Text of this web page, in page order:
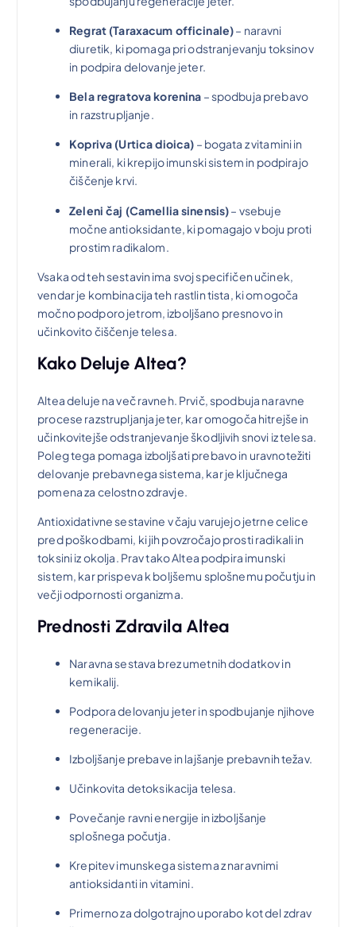
4
0
,
0
0
€
.
0
€
.
Regrat (Taraxacum officinale)– naravni
diuretik, ki pomaga pri odstranjevanju toksinov
in podpira delovanje jeter.
Bela regratova korenina – spodbuja prebavo
in razstrupljanje.
Kopriva (Urtica dioica) – bogata z vitamini in
minerali, ki krepijo imunski sistem in podpirajo
čiščenje krvi.
Zeleni čaj (Camellia sinensis)– vsebuje
močne antioksidante, ki pomagajo v boju proti
prostim radikalom.
Vsaka od teh sestavin ima svoj specifičen učinek,
vendar je kombinacija teh rastlin tista, ki omogoča
močno podporo jetrom, izboljšano presnovo in
učinkovito čiščenje telesa.
Kako Deluje Altea?
Altea deluje na več ravneh. Prvič, spodbuja naravne
procese razstrupljanja jeter, kar omogoča hitrejše in
učinkovitejše odstranjevanje škodljivih snovi iz telesa.
Poleg tega pomaga izboljšati prebavo in uravnotežiti
delovanje prebavnega sistema, kar je ključnega
pomena za celostno zdravje.
Antioxidativne sestavine v čaju varujejo jetrne celice
pred poškodbami, ki jih povzročajo prosti radikali in
toksini iz okolja. Prav tako Altea podpira imunski
sistem, kar prispeva k boljšemu splošnemu počutju in
večji odpornosti organizma.
Prednosti Zdravila Altea
Naravna sestava brez umetnih dodatkov in
kemikalij.
Podpora delovanju jeter in spodbujanje njihove
regeneracije.
Izboljšanje prebave in lajšanje prebavnih težav.
Učinkovita detoksikacija telesa.
Povečanje ravni energije in izboljšanje
splošnega počutja.
Krepitev imunskega sistema z naravnimi
antioksidanti in vitamini.
Primerno za dolgotrajno uporabo kot del zdrav